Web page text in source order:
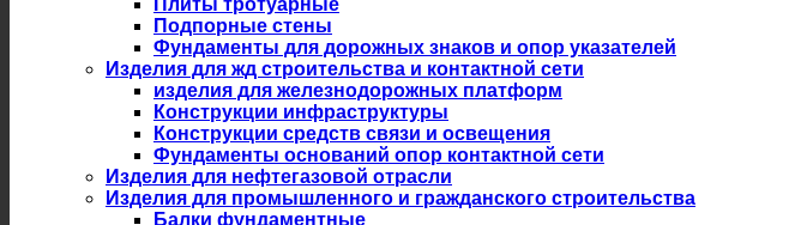
Плиты тротуарные
Подпорные стены
Фундаменты для дорожных знаков и опор указателей
Изделия для жд строительства и контактной сети
изделия для железнодорожных платформ
Конструкции инфраструктуры
Конструкции средств связи и освещения
Фундаменты оснований опор контактной сети
Изделия для нефтегазовой отрасли
Изделия для промышленного и гражданского строительства
Балки фундаментные